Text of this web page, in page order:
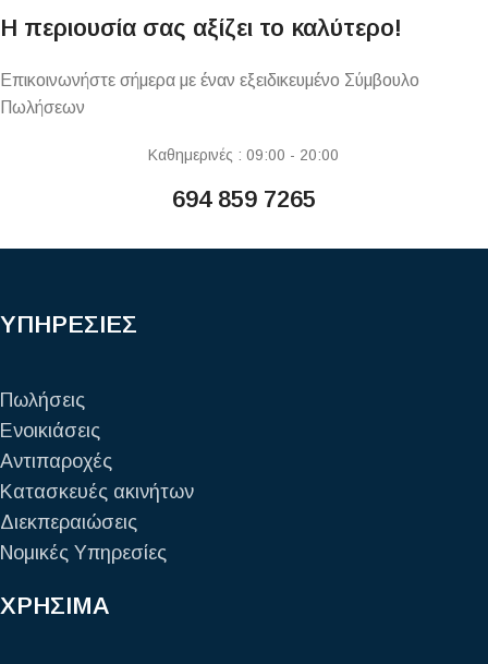
Η περιουσία σας αξίζει το καλύτερο!
Επικοινωνήστε σήμερα με έναν εξειδικευμένο Σύμβουλο
Πωλήσεων
Καθημερινές : 09:00 - 20:00
694 859 7265
ΥΠΗΡΕΣΙΕΣ
Πωλήσεις
Ενοικιάσεις
Αντιπαροχές
Κατασκευές ακινήτων
Διεκπεραιώσεις
Νομικές Υπηρεσίες
ΧΡΗΣΙΜΑ